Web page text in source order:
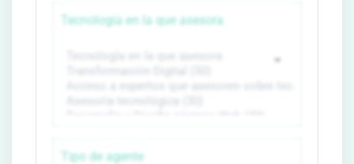
Tecnología en la que asesora
Tipo de agente